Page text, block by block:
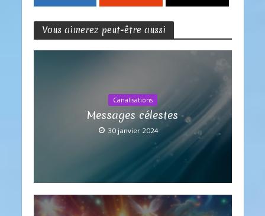
Vous aimerez peut-être aussi
Canalisations
Messages célestes
30 janvier 2024